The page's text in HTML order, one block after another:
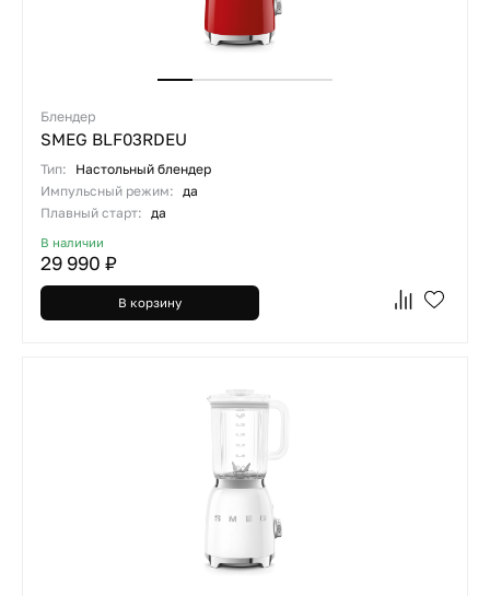
Блендер
SMEG BLF03RDEU
Тип:
Настольный блендер
Импульсный режим: да
Плавный старт: да
В наличии
29 990 ₽
В корзину